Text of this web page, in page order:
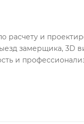
расчету и
замерщика, 3D
и